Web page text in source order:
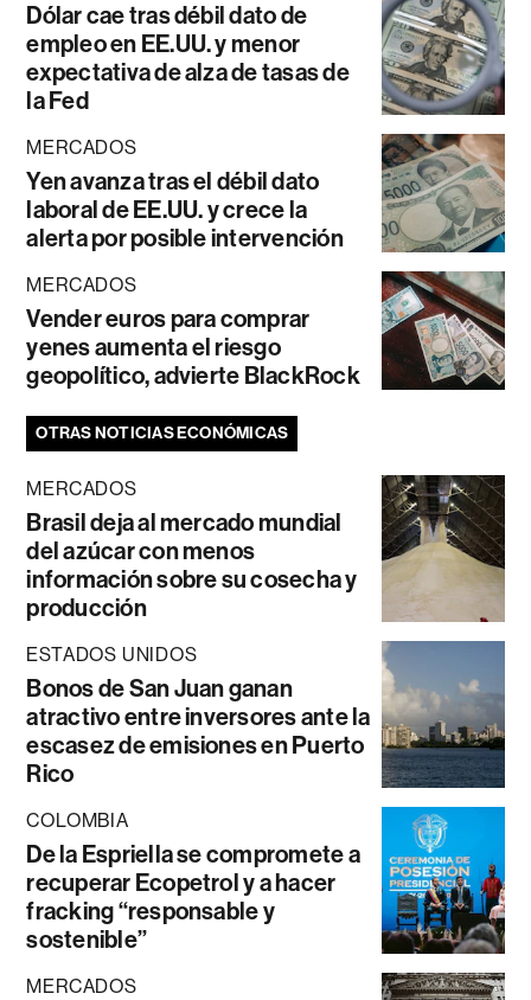
Dólar cae tras débil dato de
empleo en EE.UU. y menor
expectativa de alza de tasas de
la Fed
MERCADOS
Yen avanza tras el débil dato
laboral de EE.UU. y crece la
alerta por posible intervención
MERCADOS
Vender euros para comprar
yenes aumenta el riesgo
geopolítico, advierte BlackRock
OTRAS NOTICIAS ECONÓMICAS
MERCADOS
Brasil deja al mercado mundial
del azúcar con menos
información sobre su cosecha y
producción
ESTADOS UNIDOS
Bonos de San Juan ganan
atractivo entre inversores ante la
escasez de emisiones en Puerto
Rico
COLOMBIA
De la Espriella se compromete a
recuperar Ecopetrol y a hacer
fracking “responsable y
sostenible”
MERCADOS